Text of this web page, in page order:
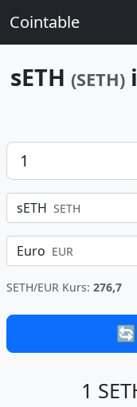
Cointable
sETH (SETH)
Betrag
sETH SETH
Euro EUR
SETH/EUR Kurs: 276,7
1